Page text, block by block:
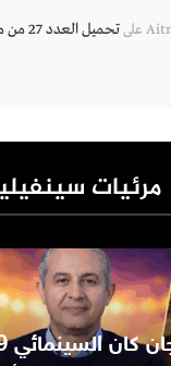
على
تحميل
مرئيات